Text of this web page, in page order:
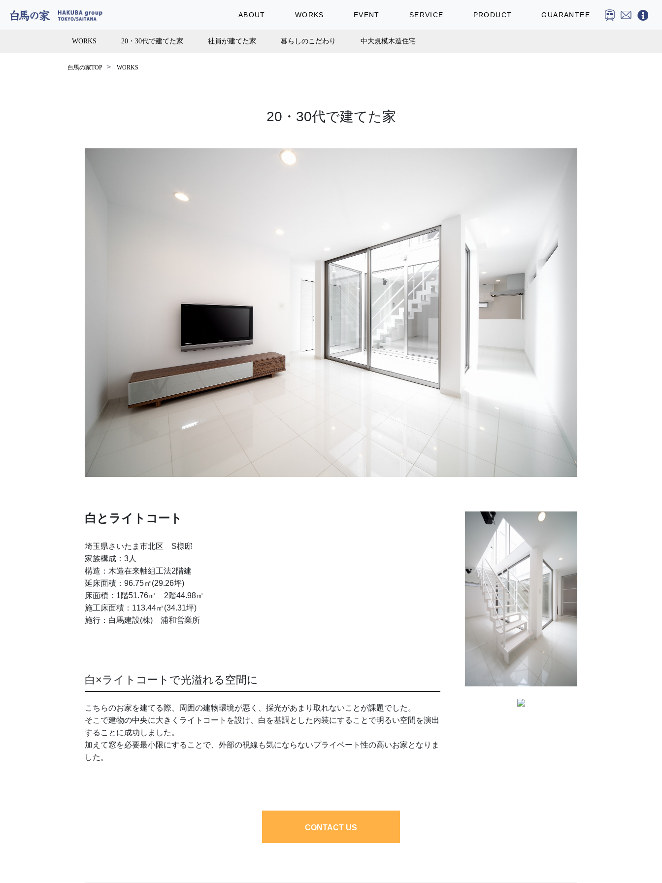
ABOUT WORKS EVENT SERVICE PRODUCT GUARANTEE
WORKS 20・30代で建てた家 社員が建てた家 暮らしのこだわり 中大規模木造住宅
白馬の家TOP WORKS
20・30代で建てた家
白とライトコート
埼玉県さいたま市北区 S様邸
家族構成：3人
構造：木造在来軸組工法2階建
延床面積：96.75㎡(29.26坪)
床面積：1階51.76㎡ 2階44.98㎡
施工床面積：113.44㎡(34.31坪)
施行：白馬建設(株) 浦和営業所
白×ライトコートで光溢れる空間に
こちらのお家を建てる際、周囲の建物環境が悪く、採光があまり取れないことが課題でした。
そこで建物の中央に大きくライトコートを設け、白を基調とした内装にすることで明るい空間を演出
することに成功しました。
加えて窓を必要最小限にすることで、外部の視線も気にならないプライベート性の高いお家となりま
した。
CONTACT US